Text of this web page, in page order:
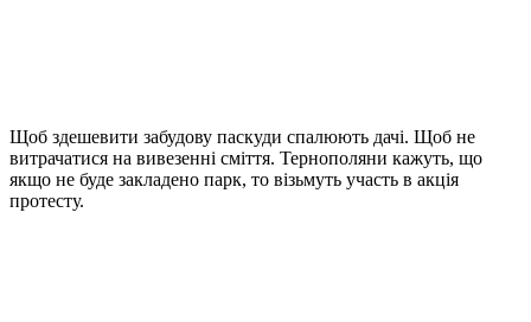
Щоб здешевити забудову паскуди спалюють дачі. Щоб не
витрачатися на вивезенні сміття. Тернополяни кажуть, що
якщо не буде закладено парк, то візьмуть участь в акція
протесту.